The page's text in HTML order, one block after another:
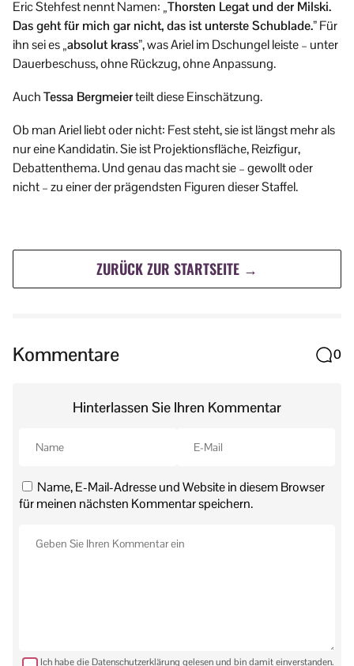
Eric Stehfest nennt Namen: „Thorsten Legat und der Milski.
Das geht für mich gar nicht, das ist unterste Schublade.”Für
ihn sei es„absolut krass”, was Ariel im Dschungel leiste – unter
Dauerbeschuss, ohne Rückzug, ohne Anpassung.
AuchTessa Bergmeierteilt diese Einschätzung.
Ob man Ariel liebt oder nicht: Fest steht, sie ist längst mehr als
nur eine Kandidatin. Sie ist Projektionsfläche, Reizfigur,
Debattenthema. Und genau das macht sie – gewollt oder
nicht – zu einer der prägendsten Figuren dieser Staffel.
ZURÜCK ZUR STARTSEITE →
Kommentare 0
Hinterlassen Sie Ihren Kommentar
Name, E-Mail-Adresse und Website in diesem Browser
für meinen nächsten Kommentar speichern.
Ich habe die Datenschutzerklärung gelesen und bin damit einverstanden.